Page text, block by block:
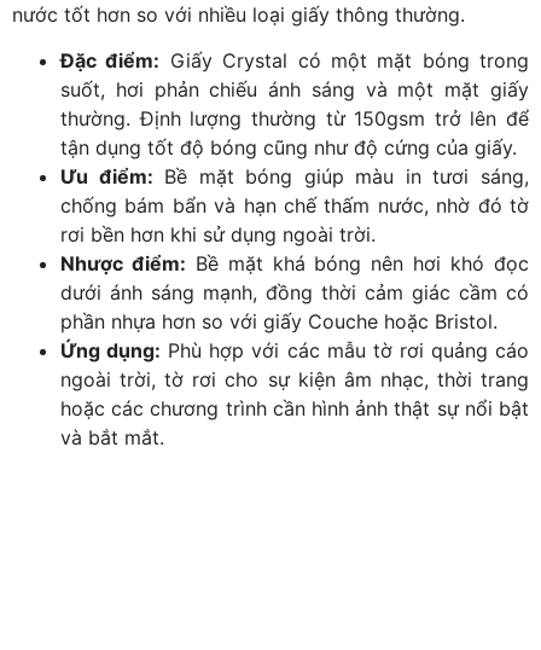
nước tốt hơn so với nhiều loại giấy thông thường.
Đặc điểm: Giấy Crystal có một mặt bóng trong
suốt, hơi phản chiếu ánh sáng và một mặt giấy
thường. Định lượng thường từ 150gsm trở lên để
tận dụng tốt độ bóng cũng như độ cứng của giấy.
Ưu điểm: Bề mặt bóng giúp màu in tươi sáng,
chống bám bẩn và hạn chế thấm nước, nhờ đó tờ
rơi bền hơn khi sử dụng ngoài trời.
Nhược điểm: Bề mặt khá bóng nên hơi khó đọc
dưới ánh sáng mạnh, đồng thời cảm giác cầm có
phần nhựa hơn so với giấy Couche hoặc Bristol.
Ứng dụng: Phù hợp với các mẫu tờ rơi quảng cáo
ngoài trời, tờ rơi cho sự kiện âm nhạc, thời trang
hoặc các chương trình cần hình ảnh thật sự nổi bật
và bắt mắt.